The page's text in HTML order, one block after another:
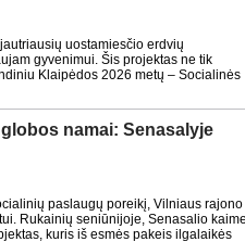
uostamiesčio erdvių
gyvenimui. Šis projektas ne tik
Klaipėdos 2026 metų – Socialinės
namai: Senasalyje
paslaugų poreikį, Vilniaus rajono
Rukainių seniūnijoje, Senasalio
kuris iš esmės pakeis ilgalaikės